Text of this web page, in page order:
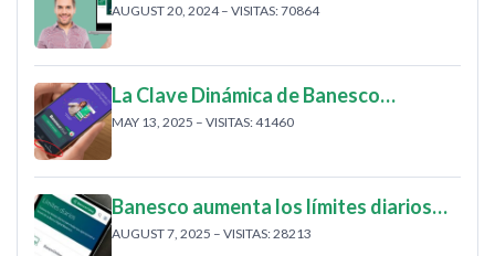
AUGUST 20, 2024 – VISITAS: 70864
La Clave Dinámica de Banesco…
MAY 13, 2025 – VISITAS: 41460
Banesco aumenta los límites diarios…
AUGUST 7, 2025 – VISITAS: 28213